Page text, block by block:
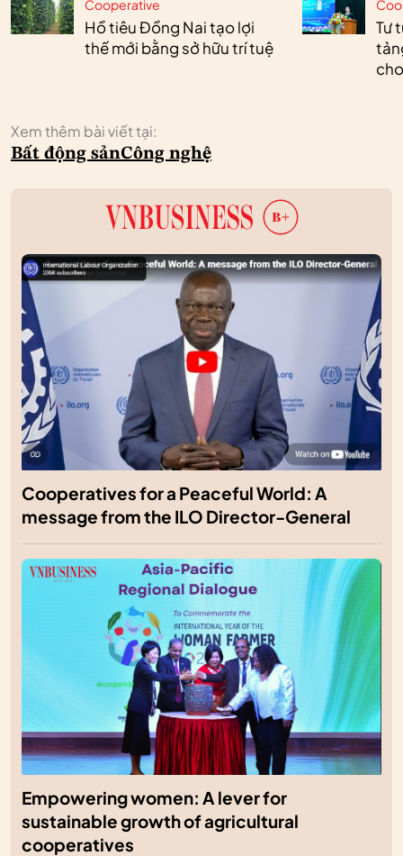
Cooperative
Hồ tiêu Đồng Nai tạo lợi
thế mới bằng sở hữu trí tuệ
Tư
Xem thêm bài viết tại:
Bất động sảnCông nghệ
Cooperatives for a Peaceful World: A
message from the ILO Director-General
Empowering women: A lever for
sustainable growth of agricultural
cooperatives